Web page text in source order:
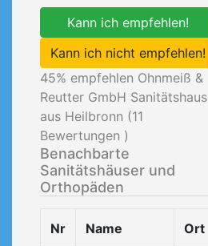
Kann ich empfehlen!
Kann ich nicht empfehlen!
45% empfehlen Ohnmeiß &
Reutter GmbH Sanitätshaus
aus Heilbronn (11
Bewertungen )
Benachbarte
Sanitätshäuser und
Orthopäden
Nr Name Ort